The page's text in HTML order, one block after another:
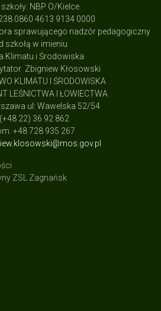
NBP O/Kielce
0860 4613 9134 0000
sprawującego nadzór pedagogiczny
szkołą w imieniu
Klimatu i Środowiska
Zbigniew Kłosowski
KLIMATU I ŚRODOWISKA
LEŚNICTWA I ŁOWIECTWA
ul: Wawelska 52/54
22) 36 92 862
+48 728 935 267
ZSL Zagnańsk